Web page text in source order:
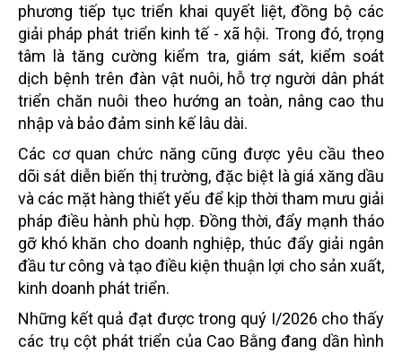
phương tiếp tục triển khai quyết liệt, đồng bộ các
giải pháp phát triển kinh tế - xã hội. Trong đó, trọng
tâm là tăng cường kiểm tra, giám sát, kiểm soát
dịch bệnh trên đàn vật nuôi, hỗ trợ người dân phát
triển chăn nuôi theo hướng an toàn, nâng cao thu
nhập và bảo đảm sinh kế lâu dài.
Các cơ quan chức năng cũng được yêu cầu theo
dõi sát diễn biến thị trường, đặc biệt là giá xăng dầu
và các mặt hàng thiết yếu để kịp thời tham mưu giải
pháp điều hành phù hợp. Đồng thời, đẩy mạnh tháo
gỡ khó khăn cho doanh nghiệp, thúc đẩy giải ngân
đầu tư công và tạo điều kiện thuận lợi cho sản xuất,
kinh doanh phát triển.
Những kết quả đạt được trong quý I/2026 cho thấy
các trụ cột phát triển của Cao Bằng đang dần hình